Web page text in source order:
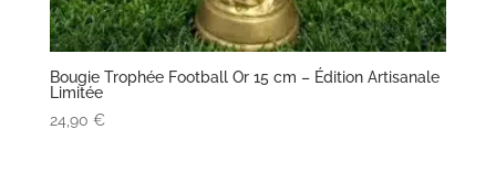
Bougie Trophée Football Or 15 cm – Édition Artisanale
Limitée
24,90 €